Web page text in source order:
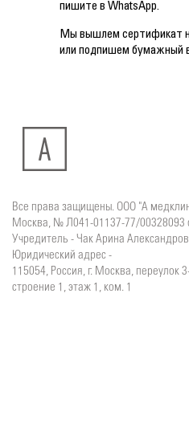
пишите в WhatsApp.
Мы вышлем сертификат
или подпишем бумажный
Все права защищены. ООО "А
Москва, № Л041-01137-77/00328093
Учредитель - Чак Арина
Юридический адрес -
115054, Россия, г. Москва, переулок
строение 1, этаж 1, ком. 1